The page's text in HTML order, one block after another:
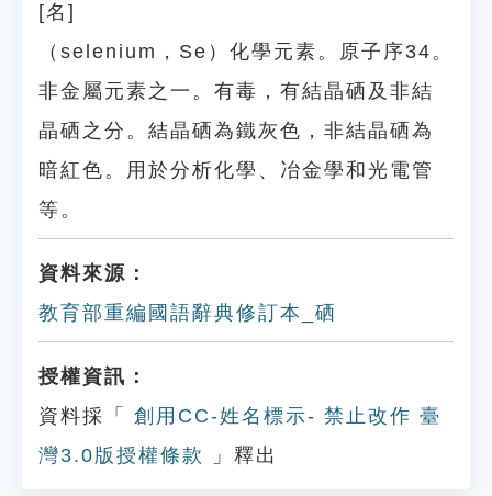
[名]
（selenium，Se）化學元素。原子序34。
非金屬元素之一。有毒，有結晶硒及非結
晶硒之分。結晶硒為鐵灰色，非結晶硒為
暗紅色。用於分析化學、冶金學和光電管
等。
資料來源：
教育部重編國語辭典修訂本_硒
授權資訊：
資料採「
創用CC-姓名標示- 禁止改作 臺
灣3.0版授權條款
」釋出